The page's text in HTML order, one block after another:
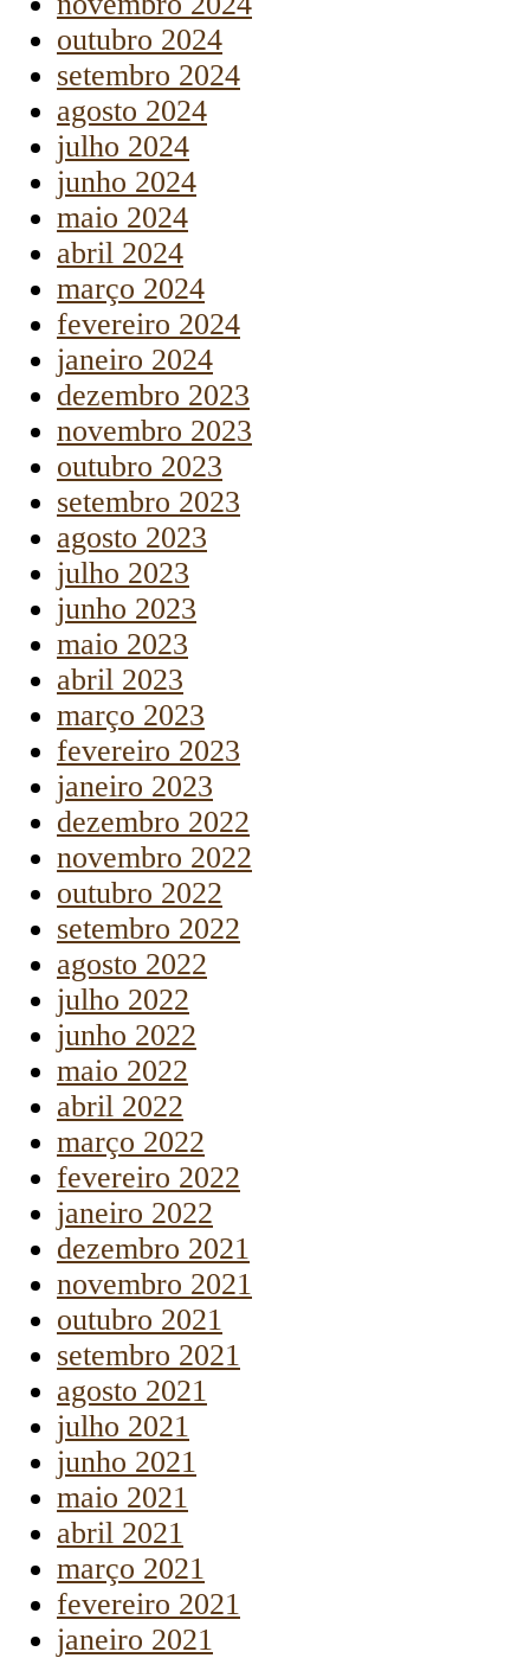
outubro 2024
setembro 2024
agosto 2024
julho 2024
junho 2024
maio 2024
abril 2024
março 2024
fevereiro 2024
janeiro 2024
dezembro 2023
novembro 2023
outubro 2023
setembro 2023
agosto 2023
julho 2023
junho 2023
maio 2023
abril 2023
março 2023
fevereiro 2023
janeiro 2023
dezembro 2022
novembro 2022
outubro 2022
setembro 2022
agosto 2022
julho 2022
junho 2022
maio 2022
abril 2022
março 2022
fevereiro 2022
janeiro 2022
dezembro 2021
novembro 2021
outubro 2021
setembro 2021
agosto 2021
julho 2021
junho 2021
maio 2021
abril 2021
março 2021
fevereiro 2021
janeiro 2021